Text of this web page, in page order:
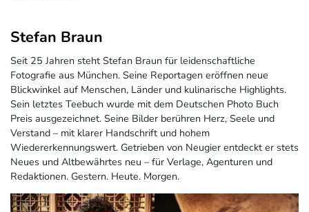
Stefan Braun
Seit 25 Jahren steht Stefan Braun für leidenschaftliche
Fotografie aus München. Seine Reportagen eröffnen neue
Blickwinkel auf Menschen, Länder und kulinarische Highlights.
Sein letztes Teebuch wurde mit dem Deutschen Photo Buch
Preis ausgezeichnet. Seine Bilder berühren Herz, Seele und
Verstand – mit klarer Handschrift und hohem
Wiedererkennungswert. Getrieben von Neugier entdeckt er stets
Neues und Altbewährtes neu – für Verlage, Agenturen und
Redaktionen. Gestern. Heute. Morgen.